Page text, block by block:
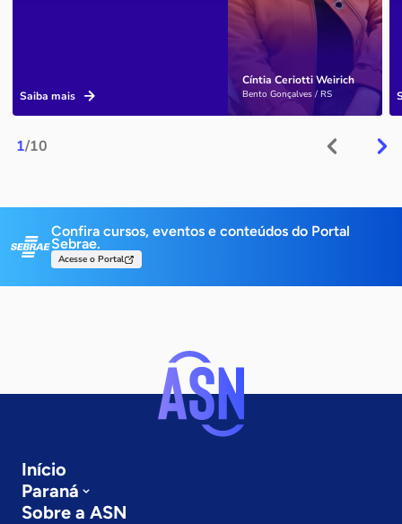
1/10
Cíntia Ceriotti Weirich
Bento Gonçalves / RS
Saiba mais
Confira cursos, eventos e conteúdos do Portal
Sebrae.
Acesse o Portal
Início
Paraná
Sobre a ASN